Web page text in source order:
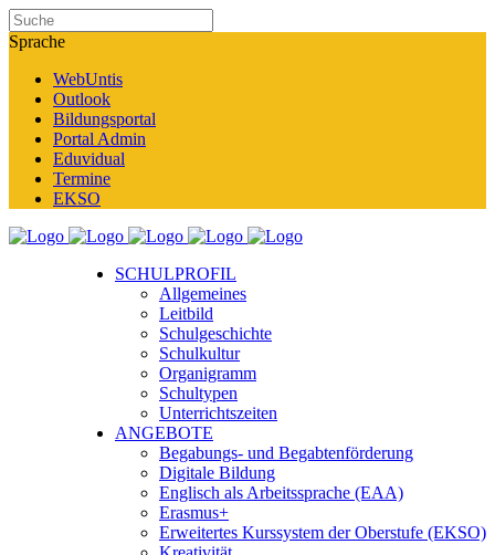
Sprache
WebUntis
Outlook
Bildungsportal
Portal Admin
Eduvidual
Termine
EKSO
SCHULPROFIL
Allgemeines
Leitbild
Schulgeschichte
Schulkultur
Organigramm
Schultypen
Unterrichtszeiten
ANGEBOTE
Begabungs- und Begabtenförderung
Digitale Bildung
Englisch als Arbeitssprache (EAA)
Erasmus+
Erweitertes Kurssystem der Oberstufe (EKSO)